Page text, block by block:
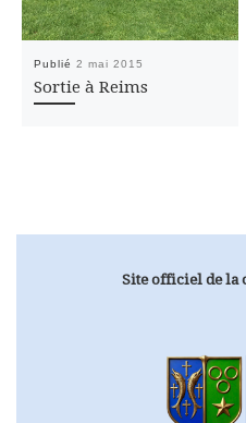
Publié 2 mai 2015
Sortie à Reims
Site officiel de la